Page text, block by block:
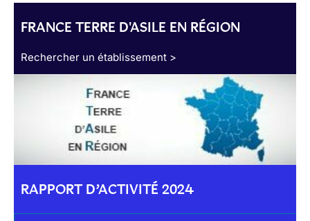
FRANCE TERRE D'ASILE EN RÉGION
Rechercher un établissement >
RAPPORT D’ACTIVITÉ 2024